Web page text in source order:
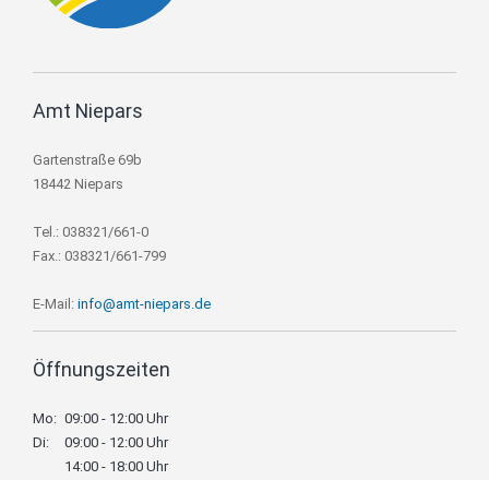
Amt Niepars
Gartenstraße 69b
18442 Niepars
Tel.: 038321/661-0
Fax.: 038321/661-799
E-Mail: info@amt-niepars.de
Öffnungszeiten
Mo: 09:00 - 12:00 Uhr
Di:
09:00 - 12:00 Uhr
14:00 - 18:00 Uhr